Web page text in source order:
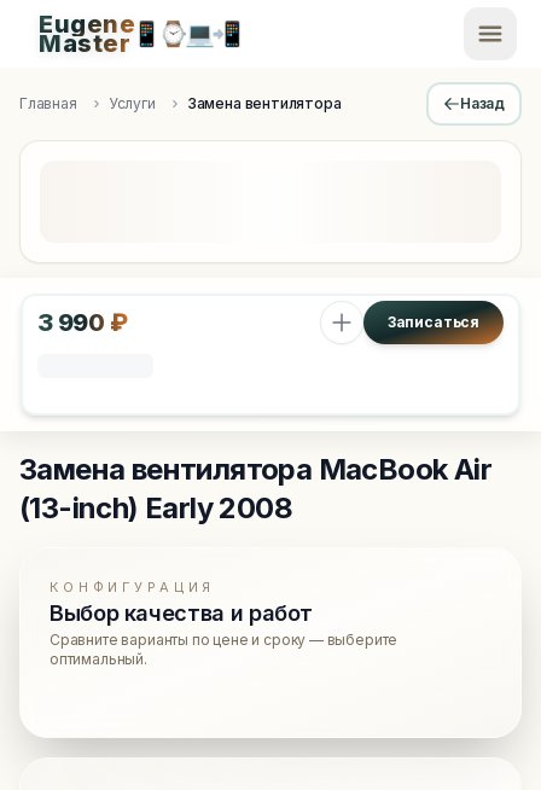
Apple Diagnostics & Engineering Authority in Saint
Eugene
Master📱 ⌚💻📲
Главная Услуги Замена вентилятора Назад
3 990 ₽ Записаться
Замена вентилятора MacBook Air
(13-inch) Early 2008
КОНФИГУРАЦИЯ
Выбор качества и работ
Сравните варианты по цене и сроку — выберите
оптимальный.